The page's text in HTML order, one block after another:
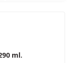
ml.